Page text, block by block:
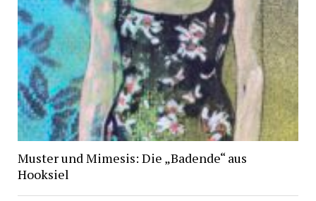
Muster und Mimesis: Die „Badende“ aus
Hooksiel